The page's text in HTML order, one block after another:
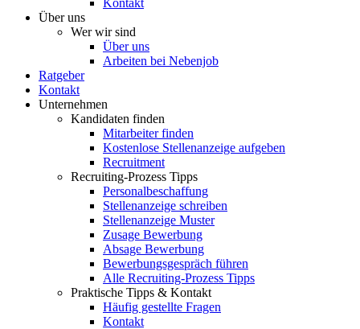
Kontakt
Über uns
Wer wir sind
Über uns
Arbeiten bei Nebenjob
Ratgeber
Kontakt
Unternehmen
Kandidaten finden
Mitarbeiter finden
Kostenlose Stellenanzeige aufgeben
Recruitment
Recruiting-Prozess Tipps
Personalbeschaffung
Stellenanzeige schreiben
Stellenanzeige Muster
Zusage Bewerbung
Absage Bewerbung
Bewerbungsgespräch führen
Alle Recruiting-Prozess Tipps
Praktische Tipps & Kontakt
Häufig gestellte Fragen
Kontakt